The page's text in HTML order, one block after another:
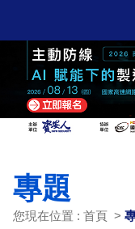
專題
您現在位置 : 首頁 >